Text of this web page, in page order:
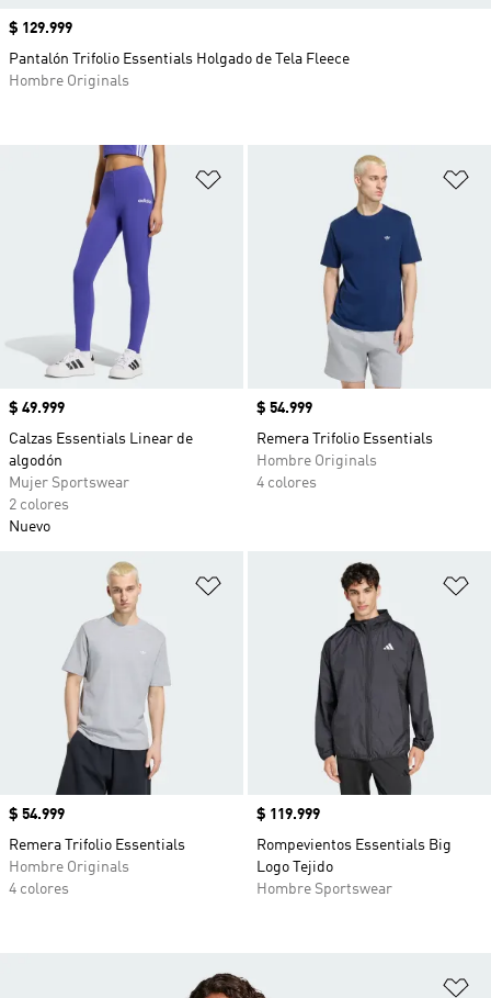
Añadir a la lista de deseos
Precio
$ 49.999
Calzas Essentials Linear de
algodón
Mujer Sportswear
2 colores
Nuevo
Precio
$ 54.999
Remera Trifolio Essentials
Hombre Originals
4 colores
Añadir a la lista de deseos
Precio
$ 54.999
Remera Trifolio Essentials
Hombre Originals
4 colores
Precio
$ 119.999
Rompevientos Essentials Big
Logo Tejido
Hombre Sportswear
Precio
$ 129.999
Pantalón Trifolio Essentials Holgado de Tela Fleece
Hombre Originals